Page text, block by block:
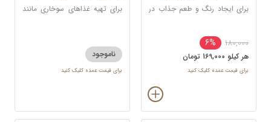
برای ایجاد رنگ و طعم جذاب در
استفاده می شود.
180,000
6%
هر کيلو 169,000 تومان
برای قیمت عمده کلیک کنید
برای تهیه غذاهای سوخاری مانند
ناموجود
برای قیمت عمده کلیک کنید